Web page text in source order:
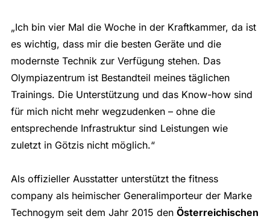
„Ich bin vier Mal die Woche in der Kraftkammer, da ist
es wichtig, dass mir die besten Geräte und die
modernste Technik zur Verfügung stehen. Das
Olympiazentrum ist Bestandteil meines täglichen
Trainings. Die Unterstützung und das Know-how sind
für mich nicht mehr wegzudenken – ohne die
entsprechende Infrastruktur sind Leistungen wie
zuletzt in Götzis nicht möglich.“
Als offizieller Ausstatter unterstützt the fitness
company als heimischer Generalimporteur der Marke
Technogym seit dem Jahr 2015 den Österreichischen